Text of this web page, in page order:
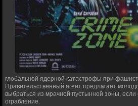
глобальной ядерной катастрофы при
Правительственный агент предлагает
выбраться из мрачной пустынной зоны,
ограбление.